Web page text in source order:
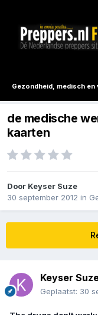
Gezondheid, medisch
de medische
kaarten
Door Keyser Suze
30 september 2012 in
Keyser
Geplaatst: 30